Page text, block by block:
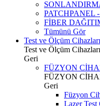
PATCHPANEL
FİBER
Tümünü Gör
Test ve Ölçüm Cihazları
Test ve Ölçüm Cihazları
Geri
FÜZYON
FÜZYON
Geri
Füzyon
Lazer Test